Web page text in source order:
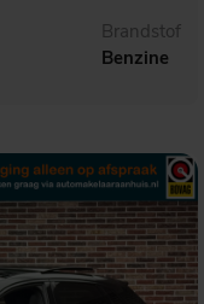
Brandstof
Benzine